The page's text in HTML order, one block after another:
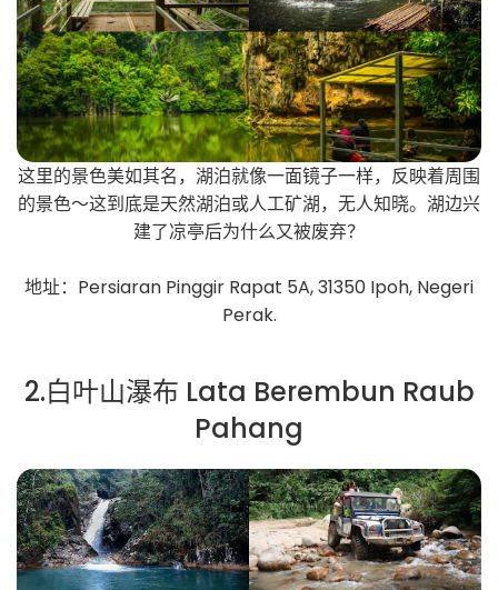
这里的景色美如其名，湖泊就像一面镜子一样，反映着周围
的景色～这到底是天然湖泊或人工矿湖，无人知晓。湖边兴
建了凉亭后为什么又被废弃？
地址：Persiaran Pinggir Rapat 5A, 31350 Ipoh, Negeri
Perak.
2.白叶山瀑布 Lata Berembun Raub
Pahang